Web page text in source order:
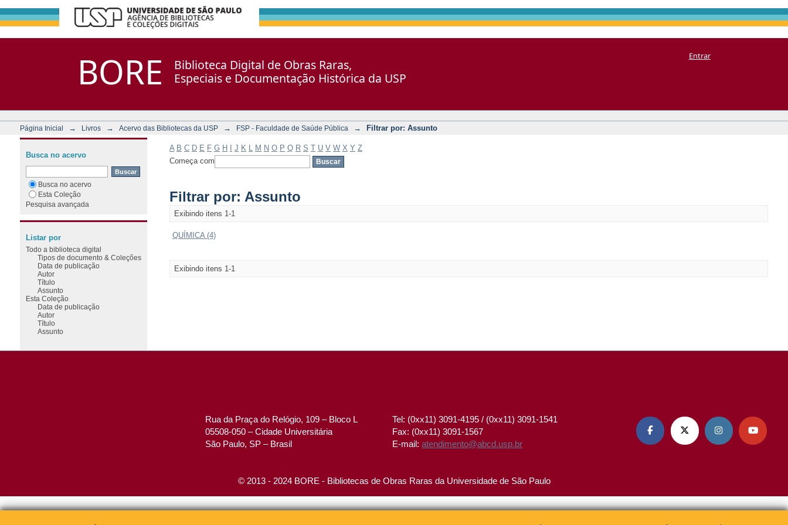
BORE
Biblioteca Digital de Obras Raras,
Especiais e Documentação Histórica da USP
Entrar
Página Inicial → Livros → Acervo das Bibliotecas da USP → FSP - Faculdade de Saúde Pública → Filtrar por: Assunto
A B C D E F G H J K M N O P Q R S T U V W X Y Z
Começa com
Filtrar por: Assunto
Exibindo itens 1-1
QUÍMICA (4)
Exibindo itens 1-1
Busca no acervo
Busca no acervo
Esta Coleção
Pesquisa avançada
Listar por
Todo a biblioteca digital
Tipos de documento & Coleções
Data de publicação
Autor
Título
Assunto
Esta Coleção
Data de publicação
Autor
Título
Assunto
Rua da Praça do Relógio, 109 – Bloco L
05508-050 – Cidade Universitária
São Paulo, SP – Brasil
Tel: (0xx11) 3091-4195 / (0xx11) 3091-1541
Fax: (0xx11) 3091-1567
E-mail:atendimento@abcd.usp.br
   
© 2013 - 2024 BORE - Bibliotecas de Obras Raras da Universidade de São Paulo